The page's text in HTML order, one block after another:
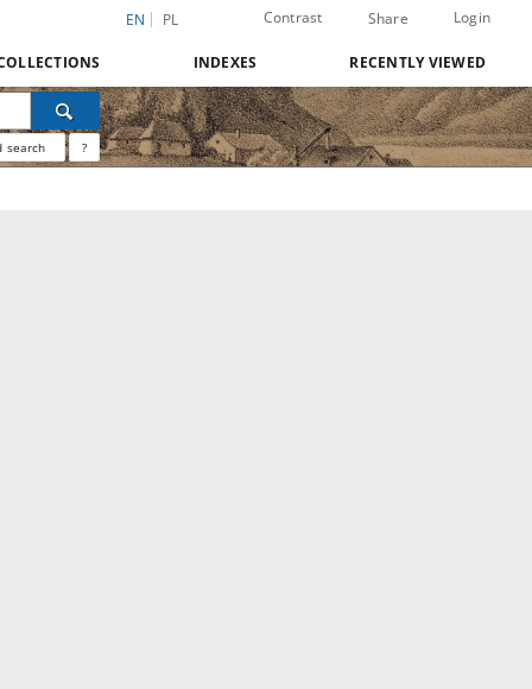
EN PL Contrast Share Login
INDEXES RECENTLY VIEWED
search ?